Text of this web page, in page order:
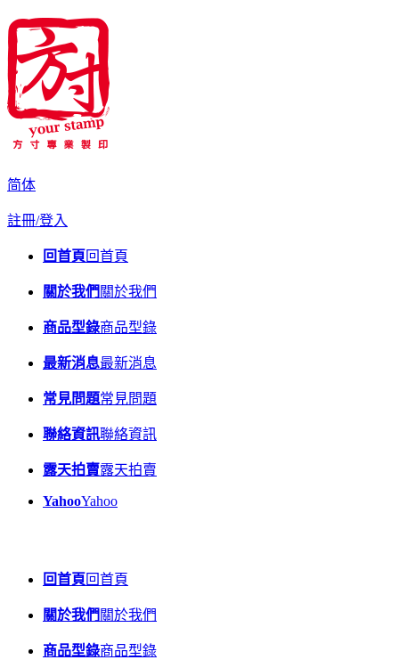
简体
註冊/登入
回首頁回首頁
關於我們 關於我們
商品型錄商品型錄
最新消息最新消息
常見問題常見問題
聯絡資訊聯絡資訊
露天拍賣露天拍賣
YahooYahoo
回首頁回首頁
關於我們 關於我們
商品型錄商品型錄